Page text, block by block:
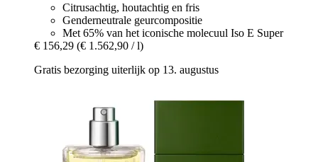
Citrusachtig, houtachtig en fris
Genderneutrale geurcompositie
Met 65% van het iconische molecuul Iso E Super
€ 156,29 (€ 1.562,90 / l)
Gratis bezorging uiterlijk op 13. augustus